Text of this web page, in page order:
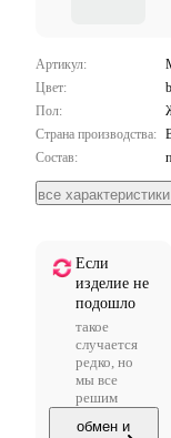
Артикул:
Цвет:
Пол:
Страна производства:
Состав:
все характеристики
Если
изделие не
подошло
такое
случается
редко, но
мы все
решим
обмен и